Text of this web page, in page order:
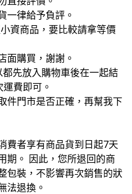
一律給予負評。
資商品，要比較請拿等價
面購買，謝謝。
先放入購物車後在一起結
運費即可。
件門市是否正確，再幫我下
費者享有商品貨到日起7天
期。 因此，您所退回的商
包裝，不影響再次銷售的狀
法退換。